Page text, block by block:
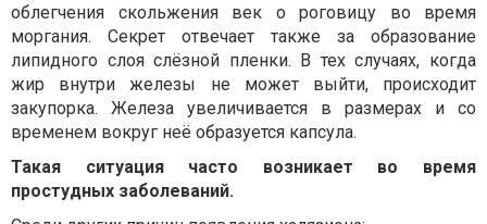
облегчения скольжения век о роговицу во время
моргания. Секрет отвечает также за образование
липидного слоя слёзной пленки. В тех случаях, когда
жир внутри железы не может выйти, происходит
закупорка. Железа увеличивается в размерах и со
временем вокруг неё образуется капсула.
Такая ситуация часто возникает во время
простудных заболеваний.